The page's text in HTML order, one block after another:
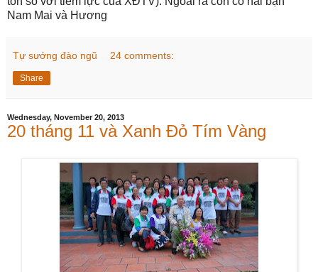
Nam Mai và Hương
Tự sướng đào ngũ 24 comments:
Share
Wednesday, November 20, 2013
20 tháng 11 và Xanh Đỏ Tím Vàng